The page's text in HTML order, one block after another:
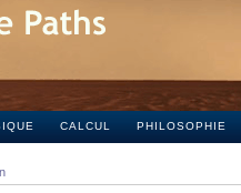
CALCUL PHILOSOPHIE